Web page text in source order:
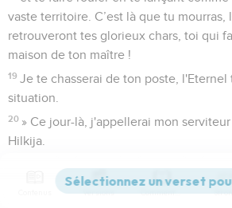
vaste territoire. C’est là que tu mourras,
retrouveront tes glorieux chars, toi qui
maison de ton maître !
19 Je te chasserai de ton poste, l'Eternel
situation.
20 » Ce jour-là, j'appellerai mon
Hilkija.
remettrai ton pouvoir entre ses mains. Il
Versions Commentaires